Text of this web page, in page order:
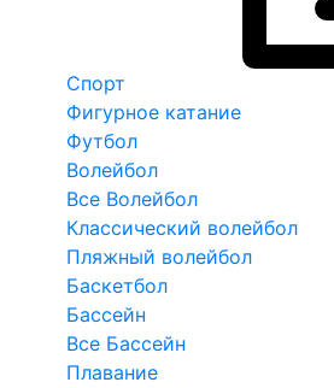
Спорт
Фигурное катание
Футбол
Волейбол
Все Волейбол
Классический волейбол
Пляжный волейбол
Баскетбол
Бассейн
Все Бассейн
Плавание